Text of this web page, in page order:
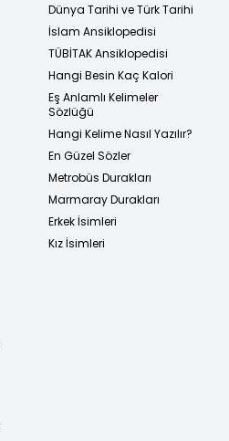
Dünya Tarihi ve Türk Tarihi
İslam Ansiklopedisi
TÜBİTAK Ansiklopedisi
Hangi Besin Kaç Kalori
Eş Anlamlı Kelimeler
Sözlüğü
Hangi Kelime Nasıl Yazılır?
En Güzel Sözler
Metrobüs Durakları
Marmaray Durakları
Erkek İsimleri
Kız İsimleri